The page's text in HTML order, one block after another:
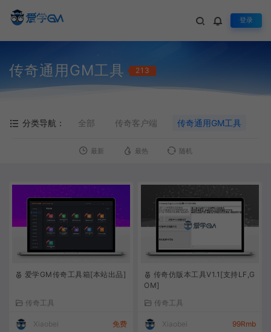
登录
传奇通用GM工具 213
分类导航： 全部 传奇客户端 传奇通用GM工具
最新 最热 随机
爱学GM传奇工具箱[本站出品]
传奇工具
Xiaobei 免费
传奇仿版本工具V1.1[支持LF,G
OM]
传奇工具
Xiaobei 99Rmb